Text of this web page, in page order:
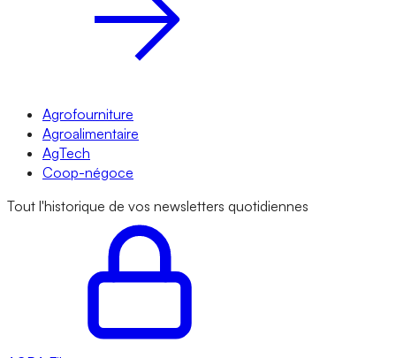
Agrofourniture
Agroalimentaire
AgTech
Coop-négoce
Tout l'historique de vos newsletters quotidiennes